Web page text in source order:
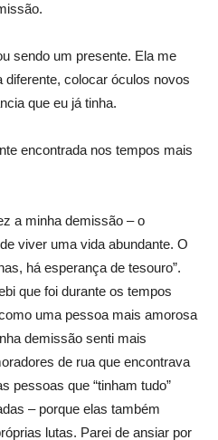
sendo um presente. Ela me
diferente, colocar óculos novos
que eu já tinha.
encontrada nos tempos mais
a minha demissão – o
viver uma vida abundante. O
há esperança de tesouro”.
que foi durante os tempos
uma pessoa mais amorosa
demissão senti mais
de rua que encontrava
pessoas que “tinham tudo”
– porque elas também
lutas. Parei de ansiar por